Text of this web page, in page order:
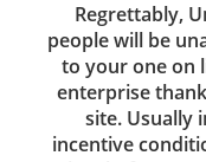
Regrettably,
people will be
to your one on
enterprise
site. Usually
incentive